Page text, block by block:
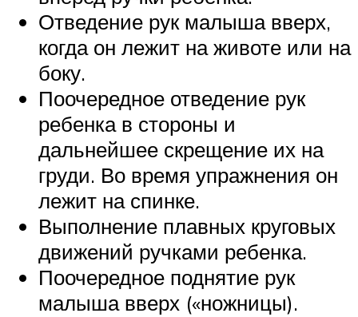
Отведение рук малыша вверх,
когда он лежит на животе или на
боку.
Поочередное отведение рук
ребенка в стороны и
дальнейшее скрещение их на
груди. Во время упражнения он
лежит на спинке.
Выполнение плавных круговых
движений ручками ребенка.
Поочередное поднятие рук
малыша вверх («ножницы).